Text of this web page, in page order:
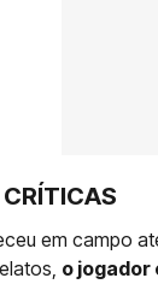
em campo
o